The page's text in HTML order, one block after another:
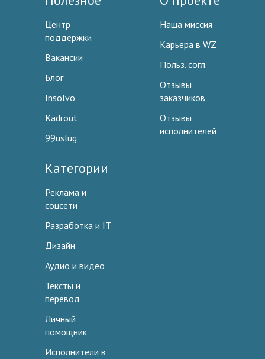
Центр
поддержки
Вакансии
Блог
Insolvo
Kadrout
99uslug
Наша миссия
Карьера в WZ
Польз. согл.
Отзывы
заказчиков
Отзывы
исполнителей
Категории
Реклама и
соцсети
Разработка и IT
Дизайн
Аудио и видео
Тексты и
перевод
Личный
помощник
Исполнители в